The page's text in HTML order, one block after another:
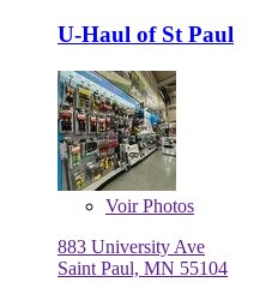
U-Haul of St Paul
VoirPhotos
883 University Ave
Saint Paul, MN 55104